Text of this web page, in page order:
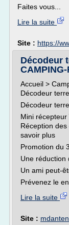
Faites vous...
Lire la suite
Site : https://
Décodeur
Accueil >
Décodeur
Décodeur
Mini
Réception
savoir plus
Promotion du
Une réduction
Un ami peut-
Prévenez le
Lire la suite
Site :